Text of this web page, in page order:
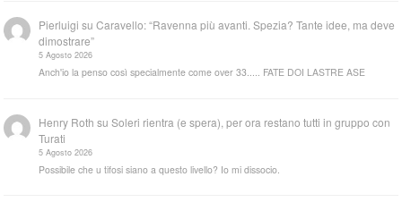
Pierluigi suCaravello: “Ravenna più avanti. Spezia? Tante idee, ma deve
dimostrare”
5 Agosto 2026
Anch'io la penso così specialmente come over 33..... FATE DOI LASTRE ASE
Henry Roth suSoleri rientra (e spera), per ora restano tutti in gruppo con
Turati
5 Agosto 2026
Possibile che u tifosi siano a questo livello? Io mi dissocio.